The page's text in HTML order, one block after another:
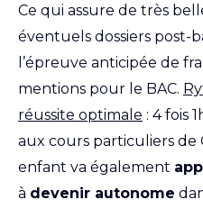
Ce qui assure de très
éventuels dossiers post-
l’épreuve anticipée de
mentions pour le BAC.
réussite optimale : 4 fois
aux cours particuliers de
enfant va également
à devenir autonome